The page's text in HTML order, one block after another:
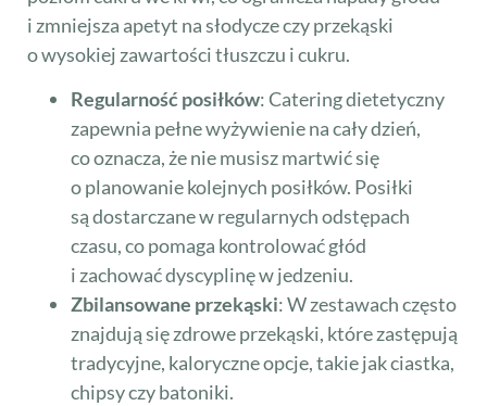
i zmniejsza apetyt na słodycze czy przekąski
o wysokiej zawartości tłuszczu i cukru.
Regularność posiłków: Catering dietetyczny
zapewnia pełne wyżywienie na cały dzień,
co oznacza, że nie musisz martwić się
o planowanie kolejnych posiłków. Posiłki
są dostarczane w regularnych odstępach
czasu, co pomaga kontrolować głód
i zachować dyscyplinę w jedzeniu.
Zbilansowane przekąski: W zestawach często
znajdują się zdrowe przekąski, które zastępują
tradycyjne, kaloryczne opcje, takie jak ciastka,
chipsy czy batoniki.